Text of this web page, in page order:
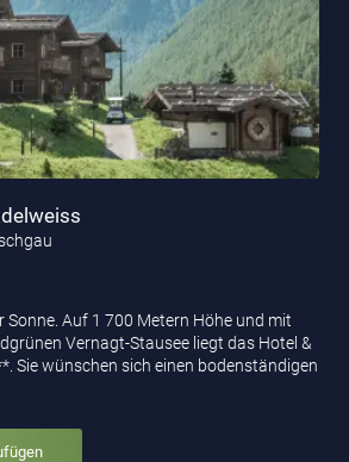
Sonne. Auf 1 700 Metern Höhe und mit
Vernagt-Stausee liegt das Hotel &
Sie wünschen sich einen bodenständigen